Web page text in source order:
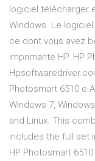
logiciel télécharger
Windows. Le
ce dont vous avez
imprimante HP. HP
Photosmart 6510 e-
Windows 7,
and Linux. This
includes the full set
HP Photosmart